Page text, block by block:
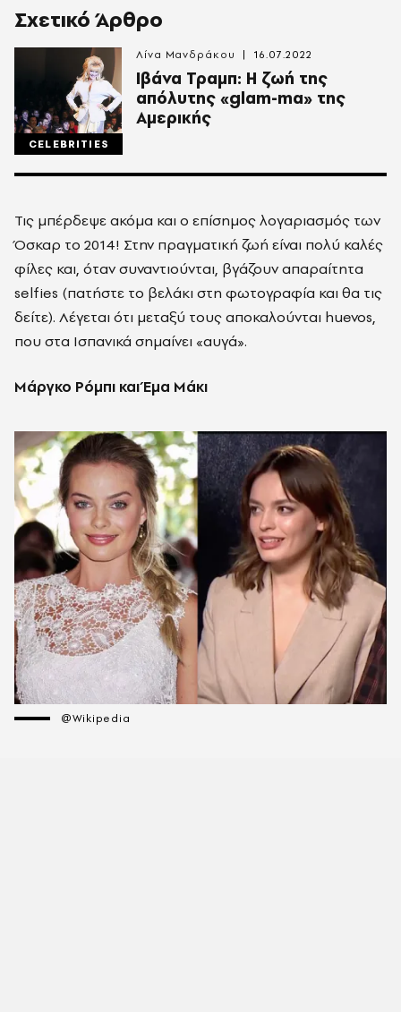
Σχετικό Άρθρο
CELEBRITIES
Ιβάνα Τραμπ: Η ζωή της
απόλυτης «glam-ma» της
Αμερικής
Λίνα Μανδράκου 16.07.2022
Τις μπέρδεψε ακόμα και ο επίσημος λογαριασμός των
Όσκαρ το 2014! Στην πραγματική ζωή είναι πολύ καλές
φίλες και, όταν συναντιούνται, βγάζουν απαραίτητα
selfies (πατήστε το βελάκι στη φωτογραφία και θα τις
δείτε). Λέγεται ότι μεταξύ τους αποκαλούνται huevos,
που στα Ισπανικά σημαίνει «αυγά».
Μάργκο Ρόμπι και Έμα Μάκι
@Wikipedia